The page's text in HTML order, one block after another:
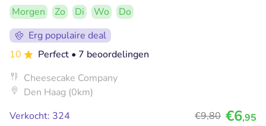
Morgen Zo Di Wo
Do
Erg populaire deal
10
Perfect • 7 beoordelingen
Cheesecake Company
Den Haag (0km)
Verkocht: 324
€9,80 €6,95